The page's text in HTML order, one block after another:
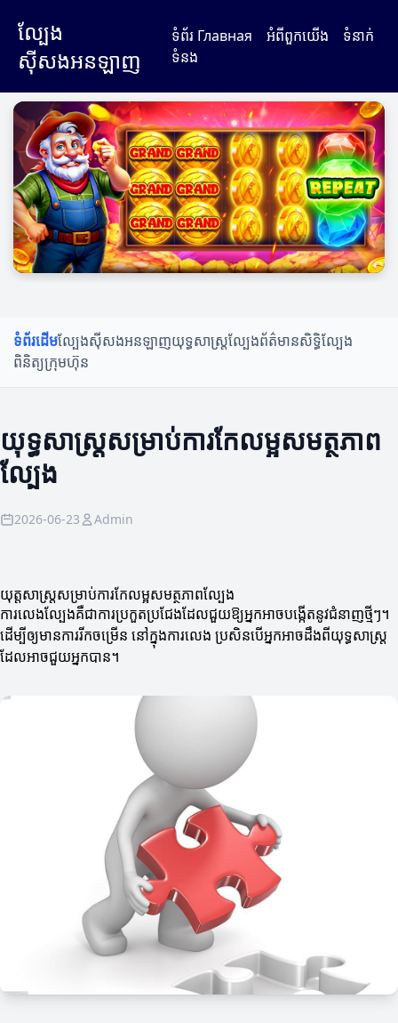
ល្បែង
ស៊ីសងអនឡាញ
ទំព័រ Главная អំពី​ពួក​យើង
ទំនាក់
ទំនង
ទំព័រដើមល្បែងស៊ីសងអនឡាញយុទ្ធសាស្ត្រល្បែងព័ត៌មានសិទិ្ធល្បែង
ពិនិត្យក្រុមហ៊ុន
យុទ្ធសាស្ត្រសម្រាប់ការកែលម្អសមត្ថភាព
ល្បែង
2026-06-23 Admin
យុត្តសាស្ត្រសម្រាប់ការកែលម្អសមត្ថភាពល្បែង
ការលេងល្បែងគឺជាការប្រកួតប្រជែងដែលជួយឱ្យអ្នកអាចបង្កើតនូវជំនាញថ្មីៗ។
ដើម្បីឲ្យមានការរីកចម្រើន នៅក្នុងការលេង ប្រសិនបើអ្នកអាចដឹងពីយុទ្ធសាស្ត្រ
ដែលអាចជួយអ្នកបាន។